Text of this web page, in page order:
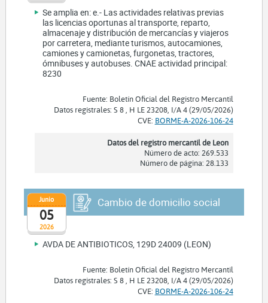
Se amplia en: e.- Las actividades relativas previas
las licencias oportunas al transporte, reparto,
almacenaje y distribución de mercancías y viajeros
por carretera, mediante turismos, autocamiones,
camiones y camionetas, furgonetas, tractores,
ómnibuses y autobuses. CNAE actividad principal:
8230
Fuente: Boletín Oficial del Registro Mercantil
Datos registrales: S 8 , H LE 23208, I/A 4 (29/05/2026)
CVE: BORME-A-2026-106-24
Datos del registro mercantil de Leon
Número de acto: 269.533
Número de página: 28.133
2026
Junio
05
Cambio de domicilio social
AVDA DE ANTIBIOTICOS, 129D 24009 (LEON)
Fuente: Boletín Oficial del Registro Mercantil
Datos registrales: S 8 , H LE 23208, I/A 4 (29/05/2026)
CVE: BORME-A-2026-106-24